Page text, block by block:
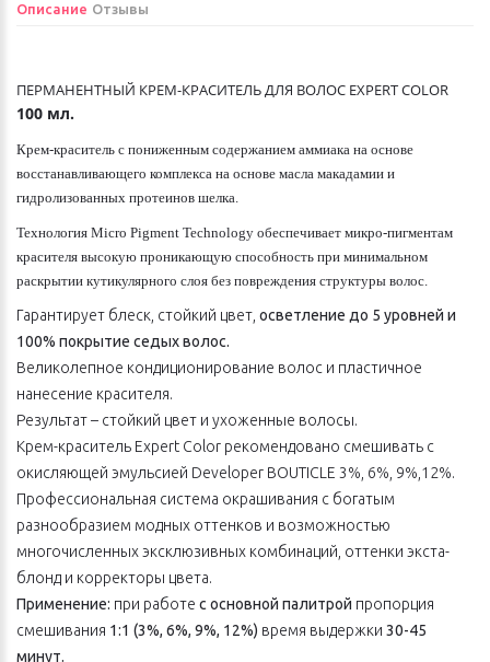
Описание Отзывы
ПЕРМАНЕНТНЫЙ КРЕМ-КРАСИТЕЛЬ ДЛЯ ВОЛОС EXPERT COLOR
100 мл.
Крем-краситель с пониженным содержанием аммиака на основе
восстанавливающего комплекса на основе масла макадамии и
гидролизованных протеинов шелка.
Технология Micro Pigment Technology обеспечивает микро-пигментам
красителя высокую проникающую способность при минимальном
раскрытии кутикулярного слоя без повреждения структуры волос.
Гарантирует блеск, стойкий цвет, осветление до 5 уровней и
100% покрытие седых волос.
Великолепное кондиционирование волос и пластичное
нанесение красителя.
Результат – стойкий цвет и ухоженные волосы.
Крем-краситель Expert Color рекомендовано смешивать с
окисляющей эмульсией Developer BOUTICLE 3%, 6%, 9%,12%.
Профессиональная система окрашивания с богатым
разнообразием модных оттенков и возможностью
многочисленных эксклюзивных комбинаций, оттенки экста-
блонд и корректоры цвета.
Применение: при работе с основной палитрой пропорция
смешивания 1:1 (3%, 6%, 9%, 12%) время выдержки 30-45
минут.